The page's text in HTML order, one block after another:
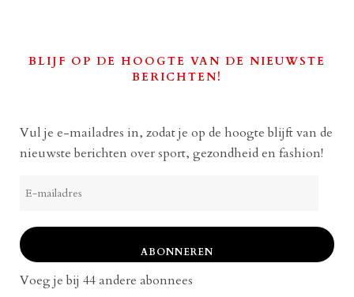
BLIJF OP DE HOOGTE VAN DE NIEUWSTE
BERICHTEN!
Vul je e-mailadres in, zodat je op de hoogte blijft van de
nieuwste berichten over sport, gezondheid en fashion!
mailadres
ABONNEREN
Voeg je bij 44 andere abonnees